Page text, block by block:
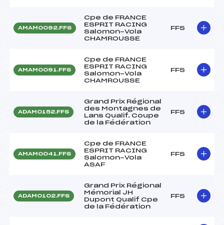
AMAM0092.FFS
Cpe de FRANCE
ESPRIT RACING
Salomon-Vola
CHAMROUSSE
FFS
AMAM0091.FFS
Cpe de FRANCE
ESPRIT RACING
Salomon-Vola
CHAMROUSSE
FFS
ADAM0152.FFS
Grand Prix Régional
des Montagnes de
Lans Qualif. Coupe
de la Fédération
FFS
AMAM0041.FFS
Cpe de FRANCE
ESPRIT RACING
Salomon-Vola
ASAF
FFS
ADAM0102.FFS
Grand Prix Régional
Mémorial JH
Dupont Qualif Cpe
de la Fédération
FFS